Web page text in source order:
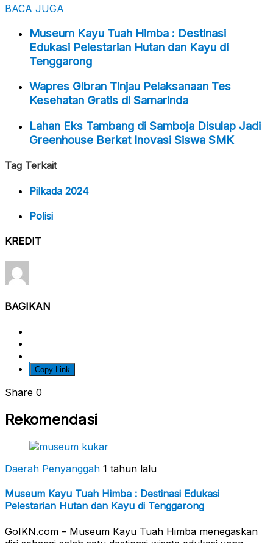
BACA JUGA
Museum Kayu Tuah Himba : Destinasi
Edukasi Pelestarian Hutan dan Kayu di
Tenggarong
Wapres Gibran Tinjau Pelaksanaan Tes
Kesehatan Gratis di Samarinda
Lahan Eks Tambang di Samboja Disulap Jadi
Greenhouse Berkat Inovasi Siswa SMK
Tag Terkait
Pilkada 2024
Polisi
KREDIT
BAGIKAN
Copy Link
Share 0
Rekomendasi
Daerah Penyanggah 1 tahun lalu
Museum Kayu Tuah Himba : Destinasi Edukasi
Pelestarian Hutan dan Kayu di Tenggarong
GoIKN.com – Museum Kayu Tuah Himba menegaskan